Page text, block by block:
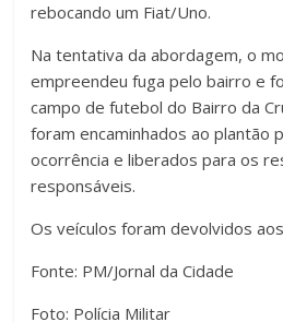
rebocando um Fiat/Uno.
Na tentativa da abordagem, o
empreendeu fuga pelo bairro e
campo de futebol do Bairro da
foram encaminhados ao plantão
ocorrência e liberados para os
responsáveis.
Os veículos foram devolvidos
Fonte: PM/Jornal da Cidade
Foto: Polícia Militar